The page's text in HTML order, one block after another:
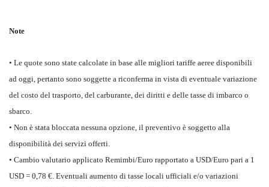
Note
• Le quote sono state calcolate in base alle migliori tariffe aeree disponibili
ad oggi, pertanto sono soggette a riconferma in vista di eventuale variazione
del costo del trasporto, del carburante, dei diritti e delle tasse di imbarco o
sbarco.
• Non è stata bloccata nessuna opzione, il preventivo è soggetto alla
disponibilità dei servizi offerti.
• Cambio valutario applicato Remimbi/Euro rapportato a USD/Euro pari a 1
USD = 0,78 €. Eventuali aumento di tasse locali ufficiali e/o variazioni